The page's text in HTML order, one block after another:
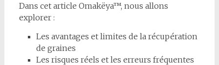
Dans cet article Omakëya™, nous allons
explorer :
Les avantages et limites de la récupération
de graines
Les risques réels et les erreurs fréquentes